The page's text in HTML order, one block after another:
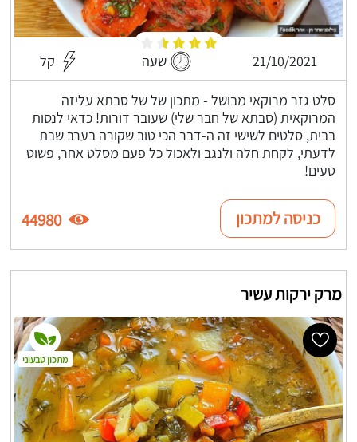
21/10/2021 שעה קל
סלט גזר מרוקאי מבושל - מתכון של של סבתא עליזה
המרוקאית (סבתא של חבר שלי) שעובר דורות! כדאי לנסות
בבית, סלטים לשישי זה ה-דבר הכי טוב שקורה בערב שבת
לדעתי, לקחת חלה ולנגב ולאכול כל פעם מסלט אחר, פשוט
טעים!
כניסה למתכון 44980
מרק ירקות עשיר
מתכון טבעוני